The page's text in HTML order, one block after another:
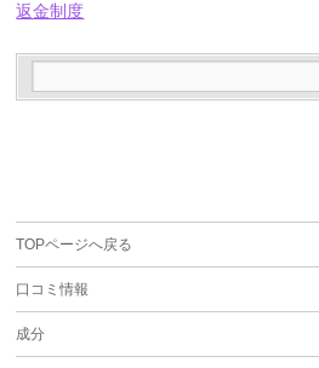
返金制度
TOPページへ戻る
口コミ情報
成分